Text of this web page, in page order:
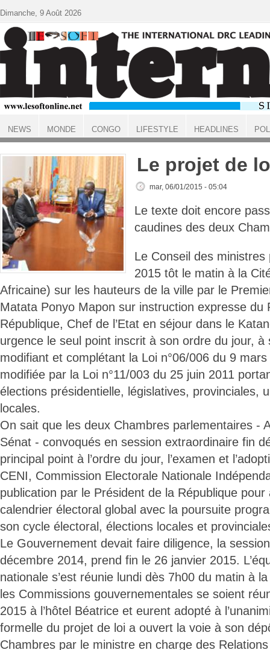
ACCUEIL
Le projet de
mar, 06/01/2015 - 05:04
Le texte doit encore
caudines des deux
Le Conseil des
2015 tôt le matin à la
Africaine) sur les hauteurs de la ville par le
Matata Ponyo Mapon sur instruction expresse du
République, Chef de l’Etat en séjour dans le
urgence le seul point inscrit à son ordre du jour, à
modifiant et complétant la Loi n°06/006 du 9
modifiée par la Loi n°11/003 du 25 juin 2011
élections présidentielle, législatives, provinciales,
locales.
On sait que les deux Chambres parlementaires -
Sénat - convoqués en session extraordinaire fin
principal point à l’ordre du jour, l’examen et
CENI, Commission Electorale Nationale
publication par le Président de la République pour
calendrier électoral global avec la poursuite
son cycle électoral, élections locales et
Le Gouvernement devait faire diligence, la
décembre 2014, prend fin le 26 janvier 2015.
nationale s’est réunie lundi dès 7h00 du matin à
les Commissions gouvernementales se soient
2015 à l’hôtel Béatrice et eurent adopté à
formelle du projet de loi a ouvert la voie à son
Chambres par le ministre en charge des
Dimanche, 9 Août 2026
NEWS MONDE CONGO LIFESTYLE HEADLINES